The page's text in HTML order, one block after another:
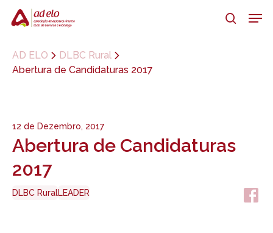
content
search
AD ELO
DLBC Rural
Abertura de Candidaturas 2017
12 de Dezembro, 2017
Abertura de Candidaturas
2017
DLBC RuralLEADER